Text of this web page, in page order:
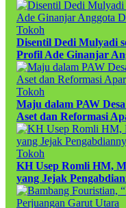
Tokoh
Disentil Dedi Mulyadi
Profil Ade Ginanjar
Tokoh
Maju dalam PAW
Aset dan Reformasi
Tokoh
KH Usep Romli HM,
yang Jejak